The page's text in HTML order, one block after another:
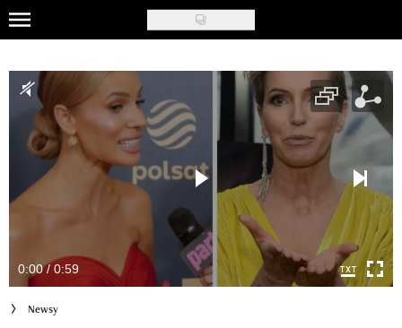
Skip
to
main
content
Moda
Ślub i wesele
Styl życia
Inspiracje
0:00 / 0:59
Newsy